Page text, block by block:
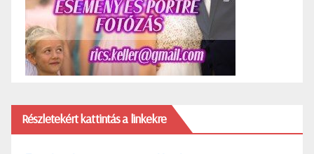
Részletekért kattintás a linkekre